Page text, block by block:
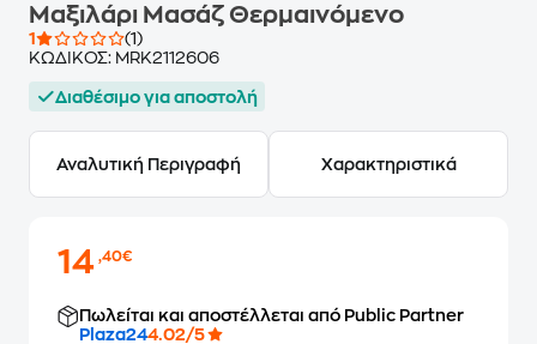
Μαξιλάρι Μασάζ Θερμαινόμενο
1
(1)
ΚΩΔΙΚΟΣ: MRK2112606
Διαθέσιμο για αποστολή
Αναλυτική Περιγραφή Χαρακτηριστικά
14,40€
Πωλείται και αποστέλλεται από Public Partner
Plaza244.02/5